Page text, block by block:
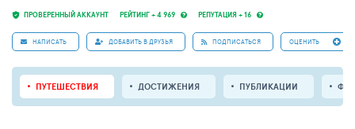
ПРОВЕРЕННЫЙ АККАУНТ РЕЙТИНГ + 4 969 РЕПУТАЦИЯ + 16
НАПИСАТЬ ДОБАВИТЬ В ДРУЗЬЯ ПОДПИСАТЬСЯ ОЦЕНИТЬ
ПУТЕШЕСТВИЯ ДОСТИЖЕНИЯ ПУБЛИКАЦИИ